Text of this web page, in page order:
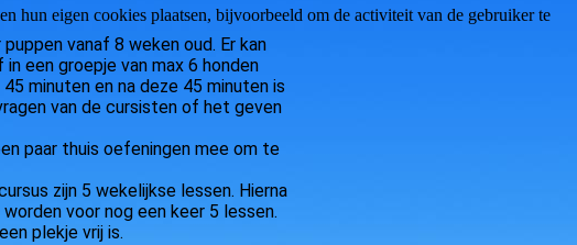
vanaf 8 weken oud. Er kan
een groepje van max 6 honden
minuten en na deze 45 minuten is
van de cursisten of het geven
paar thuis oefeningen mee om te
zijn 5 wekelijkse lessen. Hierna
voor nog een keer 5 lessen.
plekje vrij is.
hun eigen cookies plaatsen, bijvoorbeeld om de activiteit van de gebruiker te